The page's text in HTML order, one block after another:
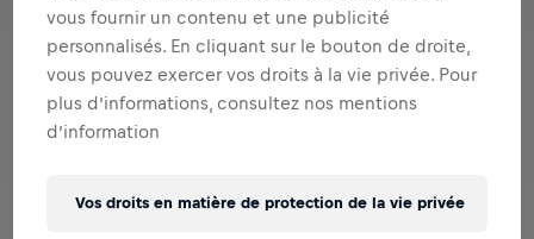
VOIR LES ÉQUIPES DANS L'APPLICATION
vous fournir un contenu et une publicité
personnalisés. En cliquant sur le bouton de droite,
vous pouvez exercer vos droits à la vie privée. Pour
plus d’informations, consultez nos mentions
d’information
Vos droits en matière de protection de la vie privée